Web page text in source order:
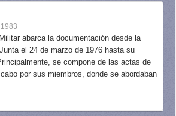
abarca la documentación desde la
el 24 de marzo de 1976 hasta su
se compone de las actas de
por sus miembros, donde se abordaban